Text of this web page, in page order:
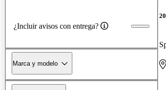
¿Incluir avisos con entrega?
Marca y modelo